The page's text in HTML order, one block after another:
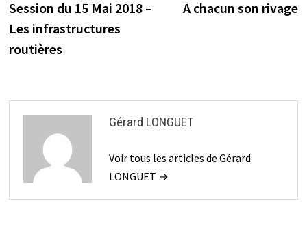
de
l’article
précédente :
Session du 15 Mai 2018 –
Les infrastructures
routières
A chacun son rivage
Gérard LONGUET
Voir tous les articles de Gérard
LONGUET →